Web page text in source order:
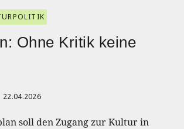
Ohne Kritik keine
22.04.2026
soll den Zugang zur Kultur in